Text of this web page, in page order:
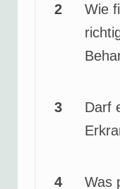
2
Wie
3
Darf
4
Was